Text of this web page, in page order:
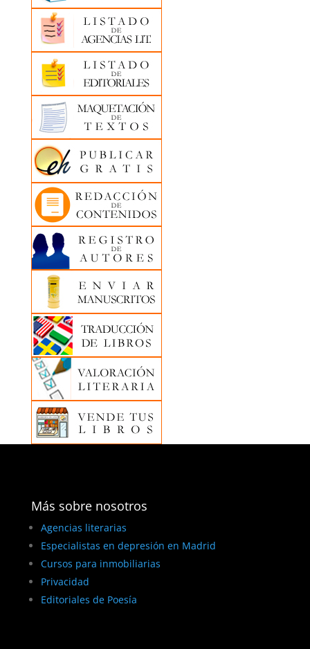
Más sobre nosotros
Agencias literarias
Especialistas en depresión en Madrid
Cursos para inmobiliarias
Privacidad
Editoriales de Poesía